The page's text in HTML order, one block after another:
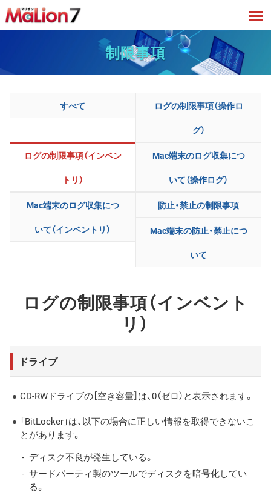
制限事項
すべて
ログの制限事項（操作ロ
グ）
ログの制限事項（インベン
トリ）
Mac端末のログ収集につ
いて（操作ログ）
Mac端末のログ収集につ
いて（インベントリ）
防止・禁止の制限事項
Mac端末の防止・禁止につ
いて
ログの制限事項（インベント
リ）
ドライブ
CD-RWドライブの［空き容量］は、0（ゼロ）と表示されます。
「BitLocker」は、以下の場合に正しい情報を取得できないこ
とがあります。
ディスク不良が発生している。
サードパーティ製のツールでディスクを暗号化してい
る。